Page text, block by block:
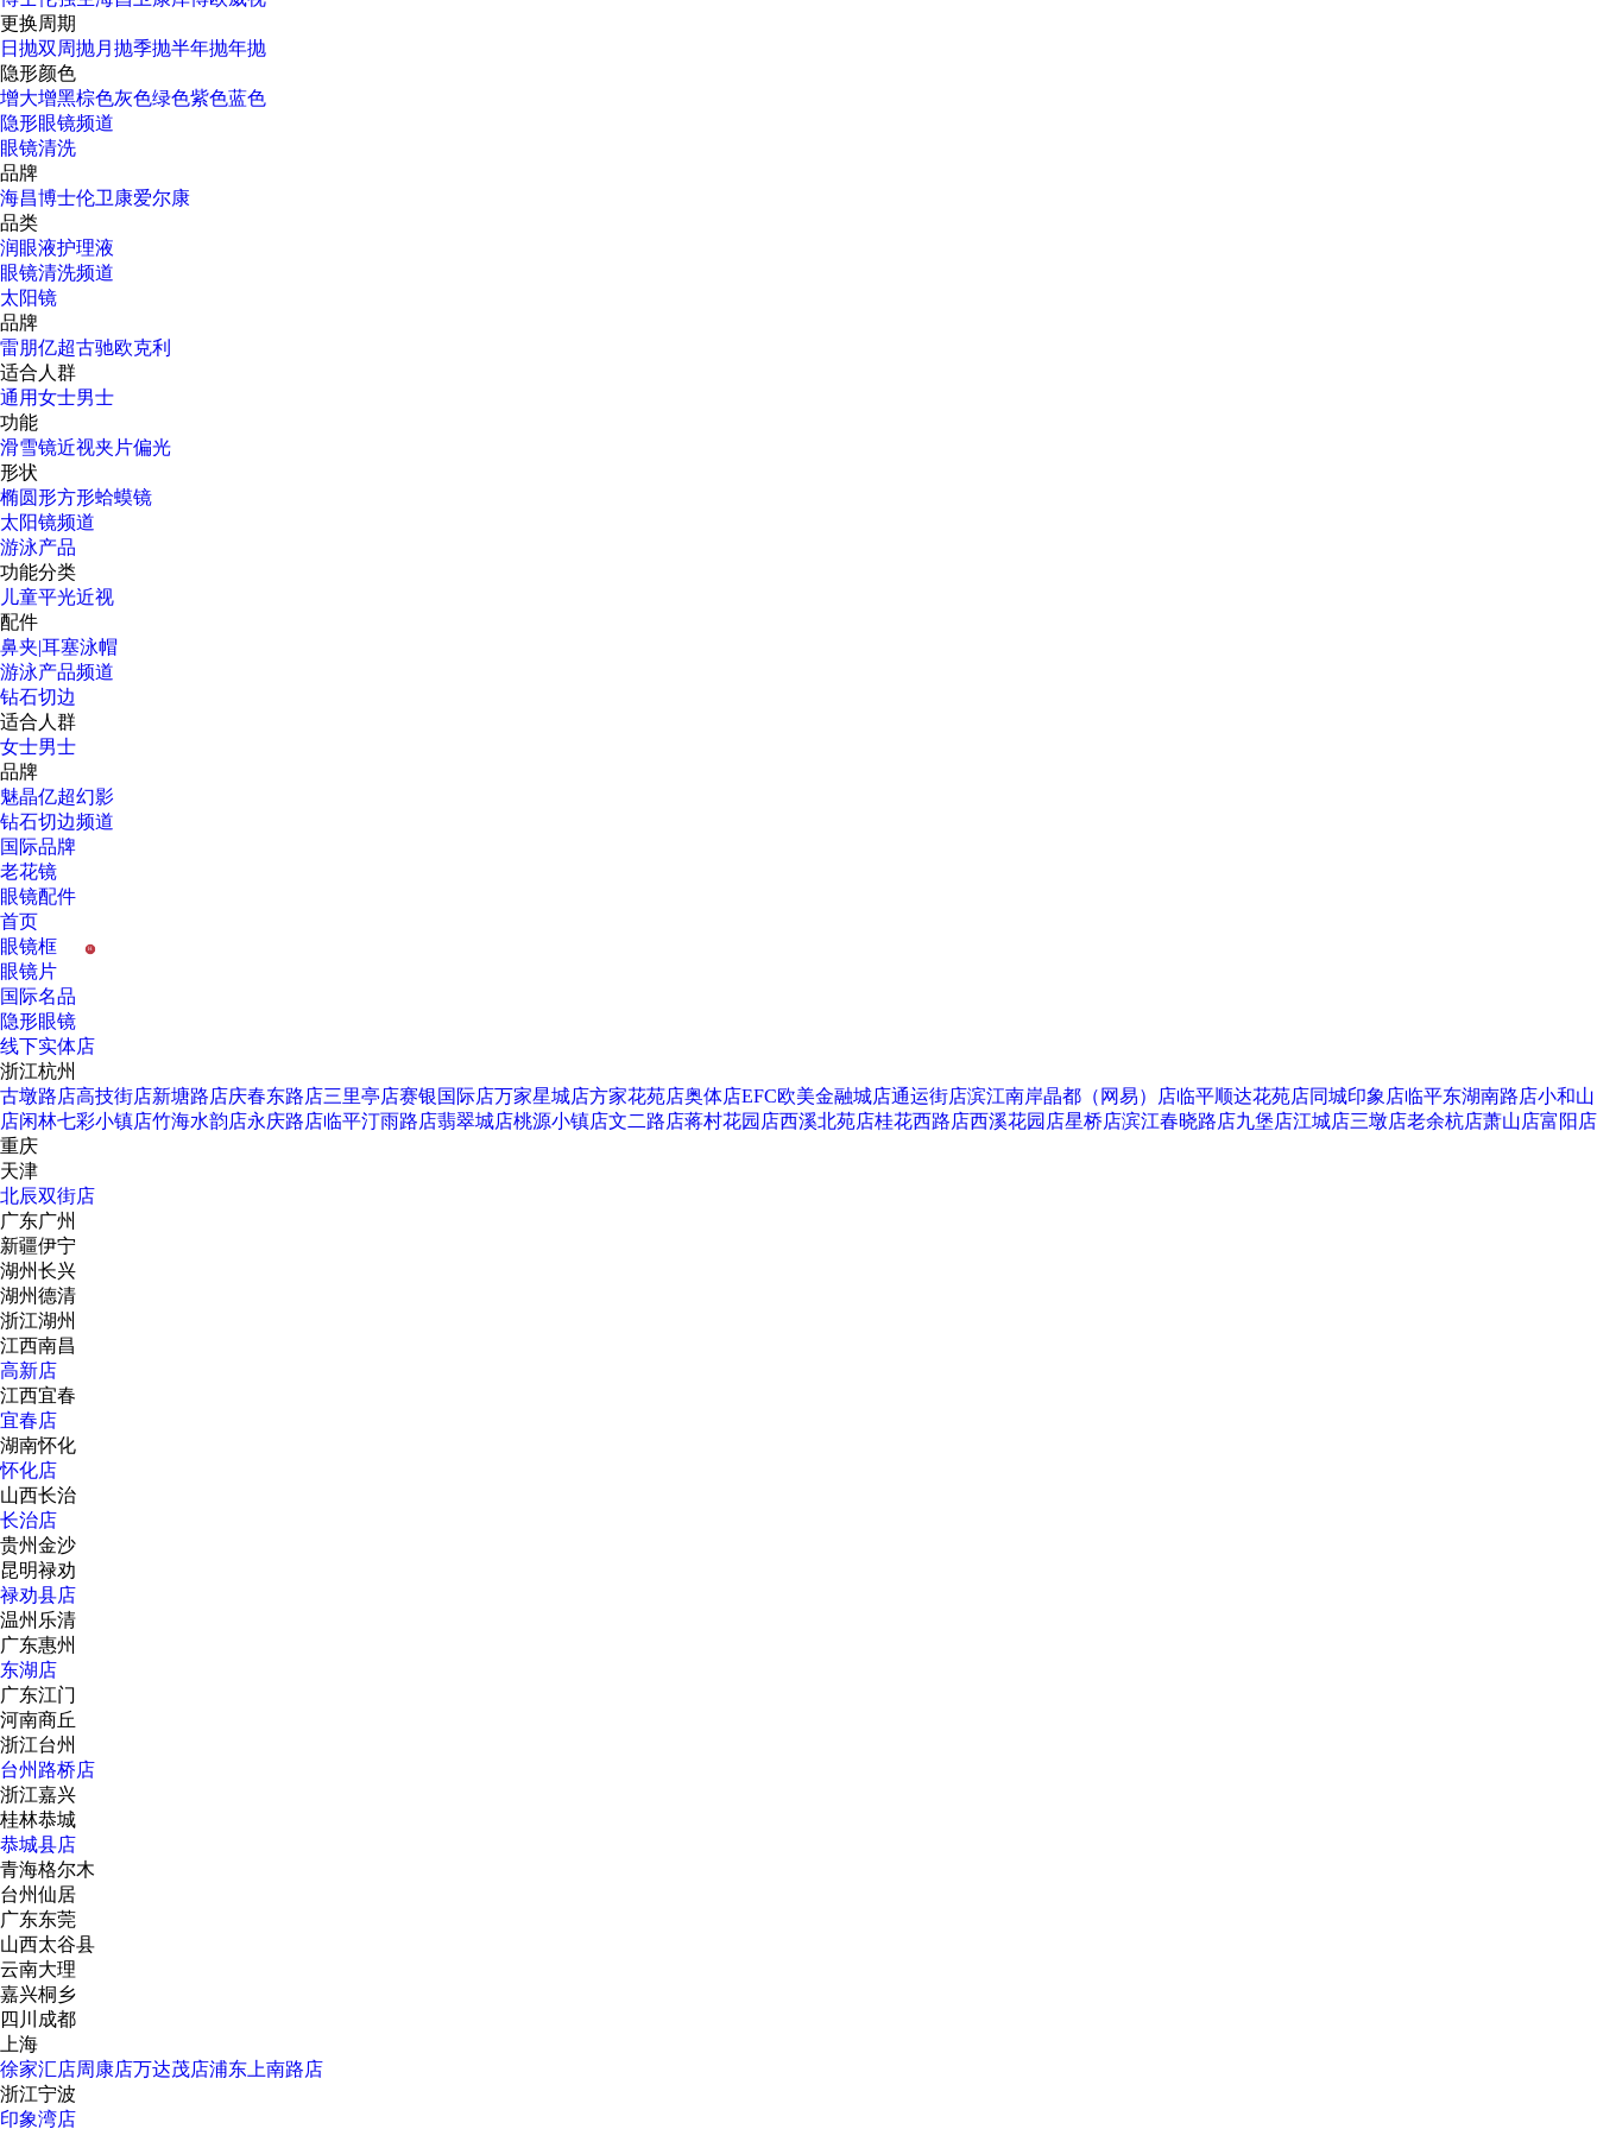
更换周期
日抛双周抛月抛季抛半年抛年抛
隐形颜色
增大增黑棕色灰色绿色紫色蓝色
隐形眼镜频道
眼镜清洗
品牌
海昌博士伦卫康爱尔康
品类
润眼液护理液
眼镜清洗频道
太阳镜
品牌
雷朋亿超古驰欧克利
适合人群
通用女士男士
功能
滑雪镜近视夹片偏光
形状
椭圆形方形蛤蟆镜
太阳镜频道
游泳产品
功能分类
儿童平光近视
配件
鼻夹|耳塞泳帽
游泳产品频道
钻石切边
适合人群
女士男士
品牌
魅晶亿超幻影
钻石切边频道
国际品牌
老花镜
眼镜配件
首页
H
眼镜框
眼镜片
国际名品
隐形眼镜
线下实体店
浙江杭州
古墩路店高技街店新塘路店庆春东路店三里亭店赛银国际店万家星城店方家花苑店奥体店EFC欧美金融城店通运街店滨江南岸晶都（网易）店临平顺达花苑店同城印象店临平东湖南路店小和山
店闲林七彩小镇店竹海水韵店永庆路店临平汀雨路店翡翠城店桃源小镇店文二路店蒋村花园店西溪北苑店桂花西路店西溪花园店星桥店滨江春晓路店九堡店江城店三墩店老余杭店萧山店富阳店
重庆
天津
北辰双街店
广东广州
新疆伊宁
湖州长兴
湖州德清
浙江湖州
江西南昌
高新店
江西宜春
宜春店
湖南怀化
怀化店
山西长治
长治店
贵州金沙
昆明禄劝
禄劝县店
温州乐清
广东惠州
东湖店
广东江门
河南商丘
浙江台州
台州路桥店
浙江嘉兴
桂林恭城
恭城县店
青海格尔木
台州仙居
广东东莞
山西太谷县
云南大理
嘉兴桐乡
四川成都
上海
徐家汇店周康店万达茂店浦东上南路店
浙江宁波
印象湾店